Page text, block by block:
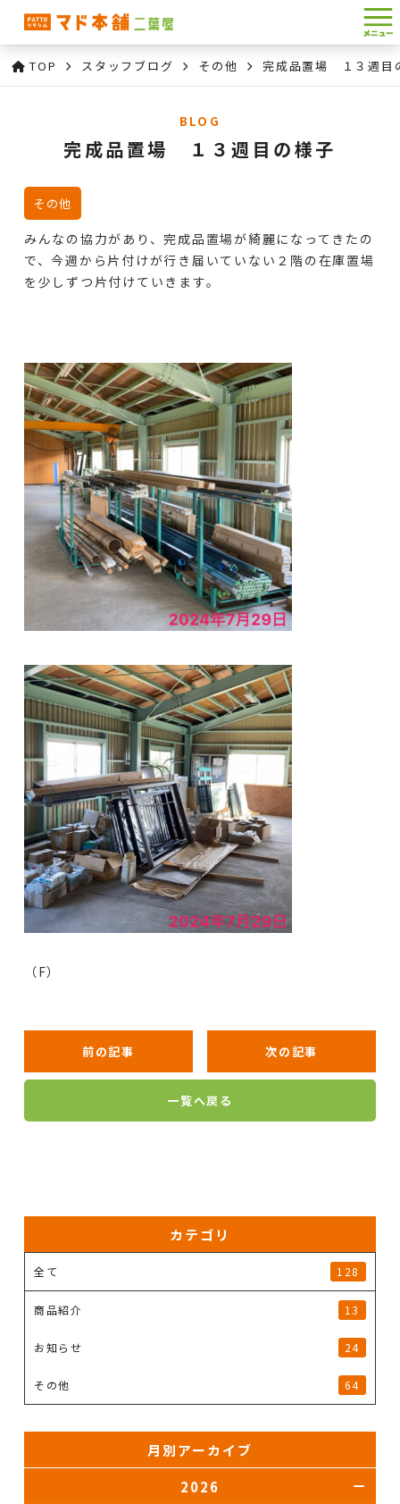
TOP スタッフブログ その他 完成品置場 １３週目
BLOG
完成品置場 １３週目の様子
その他
みんなの協力があり、完成品置場が綺麗になってきたの
で、今週から片付けが行き届いていない２階の在庫置場
を少しずつ片付けていきます。
（F）
前の記事 次の記事
一覧へ戻る
カテゴリ
全て 128
商品紹介 13
お知らせ 24
その他 64
月別アーカイブ
2026